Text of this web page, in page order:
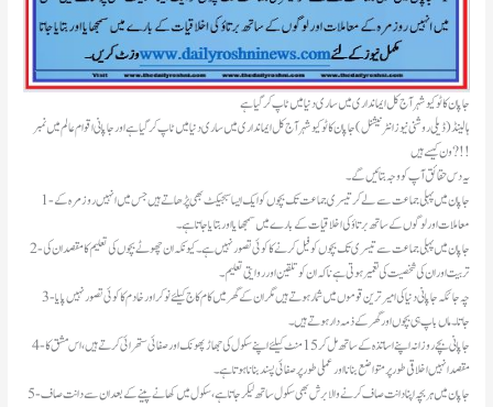
جاپان کا ٹوکیو شہر آج کل ایمانداری میں ساری دنیا میں ٹاپ کر گیا ہے
ہالینڈ(ڈیلی روشنی نیوز انٹرنیشنل )جاپان کا ٹوکیو شہر آج کل ایمانداری میں ساری دنیا میں ٹاپ کر گیا ہے اورجاپانی اقوام عالم میں نمبر
ون کیسے ہیں ?!!
یہ دس حقائق آپ کو وجہ بتائیں گے۔
1- جاپان میں پہلی جماعت سے لے کر تیسری جماعت تک بچوں کو ایک ایسا سبجیکٹ بھی پڑھاتے ہیں جس میں انہیں روزمرہ کے
معاملات اور لوگوں کے ساتھ برتاؤ کی اخلاقیات کے بارے میں سمجھایا اور بتایا جاتا ہے۔
2- جاپان میں پہلی جماعت سے تیسری تک بچوں کو فیل کرنے کا کوئی تصور نہیں ہے۔ کیونکہ ان چھوٹے بچوں کی تعلیم کا مقصد ان کی
تربیت اور ان کی شخصیت کی تعمیر ہوتی ہے ناکہ ان کو تلقین اور روایتی تعلیم۔
3- چہ جائکہ جاپانی دنیا کی امیر ترین قوموں میں شمار ہوتے ہیں مگر ان کے گھر میں کام کاج کیلئے نوکر اور خادم کا کوئی تصور نہیں پایا
جاتا۔ ماں باپ ہی بچوں اور گھر کے ذمہ دار ہوتے ہیں۔
4- جاپانی بچے روزانہ اپنے اساتذہ کے ساتھ مل کر 15 منٹ کیلئے اپنے سکول کی جھاڑ پھونک اور صفائی ستھرائی کرتے ہیں، اس مشق کا
مقصد انہیں اخلاقی طور پر متواضع بنانا اور عملی طور پر صفائی پسند بنانا ہوتا ہے۔
5- جاپان میں ہر بچہ اپنا دانت صاف کرنے والا برش بھی سکول ساتھ لیکر جاتا ہے، سکول میں کھانے پینے کے بعد ان سے دانت صاف